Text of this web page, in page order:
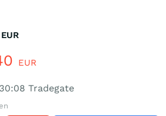
EUR
EUR
Tradegate